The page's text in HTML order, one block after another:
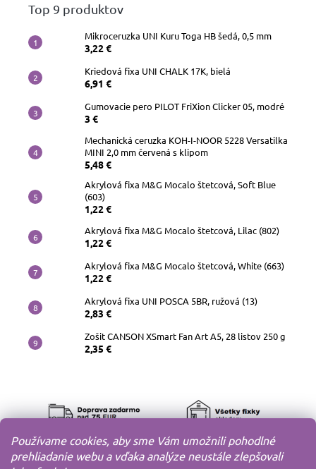
Používame cookies, aby sme Vám umožnili pohodlné
prehliadanie webu a vďaka analýze neustále zlepšovali
Top 9 produktov
Mikroceruzka UNI Kuru Toga HB šedá, 0,5 mm
3,22 €
Kriedová fixa UNI CHALK 17K, bielá
6,91 €
Gumovacie pero PILOT FriXion Clicker 05, modré
3 €
Mechanická ceruzka KOH-I-NOOR 5228 Versatilka
MINI 2,0 mm červená s klipom
5,48 €
Akrylová fixa M&G Mocalo štetcová, Soft Blue
(603)
1,22 €
Akrylová fixa M&G Mocalo štetcová, Lilac (802)
1,22 €
Akrylová fixa M&G Mocalo štetcová, White (663)
1,22 €
Akrylová fixa UNI POSCA 5BR, ružová (13)
2,83 €
Zošit CANSON XSmart Fan Art A5, 28 listov 250 g
2,35 €